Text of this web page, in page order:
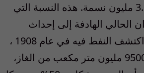
إذا ما أخذنا في الإعتبار أنهم يشكلون 95% من سكان الأحواز أو 3.5 مليون نسمة. هذه النسبة التي
الهادفة إلى إحداث
تغييرات ديموغرافية في هذا الإقليم النفطي والاستراتيجي الهام (اكتشف النفط فيه في عام 1908 ،
وتنتج حقوله اليوم ما بين 3.5 – 4 ملايين برميل من النفط يوميا، و9500 مليون متر مكعب من الغاز،